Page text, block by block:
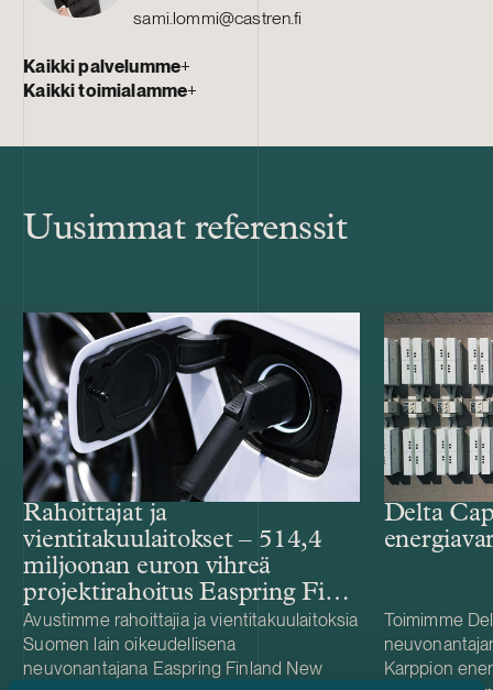
Kaikki palvelumme+
Kaikki toimialamme+
sami.lommi@castren.fi
Uusimmat referenssit
Rahoittajat ja
vientitakuulaitokset – 514,4
miljoonan euron vihreä
projektirahoitus Easpring Finland
New Materialsin CAM-
tehtaalle
Avustimme rahoittajia ja vientitakuulaitoksia
Suomen lain oikeudellisena
neuvonantajana Easpring Finland New
Delta
Toimimme
Karppion